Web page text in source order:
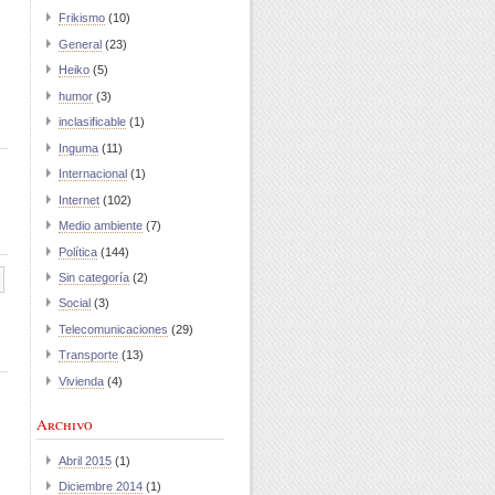
Frikismo (10)
General (23)
Heiko (5)
humor (3)
inclasificable (1)
Inguma (11)
Internacional (1)
Internet (102)
Medio ambiente (7)
Política (144)
Sin categoría (2)
Social (3)
Telecomunicaciones (29)
Transporte (13)
Vivienda (4)
Archivo
Abril 2015 (1)
Diciembre 2014 (1)